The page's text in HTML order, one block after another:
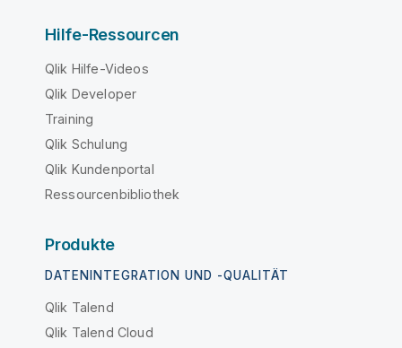
Hilfe-Ressourcen
Qlik Hilfe-Videos
Qlik Developer
Training
Qlik Schulung
Qlik Kundenportal
Ressourcenbibliothek
Produkte
DATENINTEGRATION UND -QUALITÄT
Qlik Talend
Qlik Talend Cloud